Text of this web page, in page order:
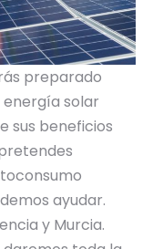
preparado
solar
sus beneficios
ayudar.
y Murcia.